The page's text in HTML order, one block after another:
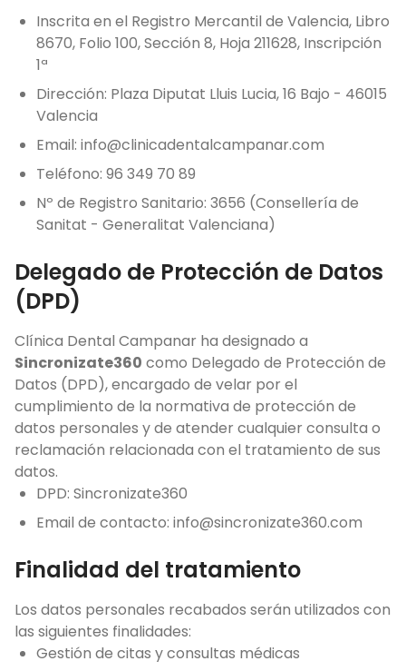
Inscrita en el Registro Mercantil de Valencia, Libro
8670, Folio 100, Sección 8, Hoja 211628, Inscripción
1ª
Dirección: Plaza Diputat Lluis Lucia, 16 Bajo - 46015
Valencia
Email: info@clinicadentalcampanar.com
Teléfono: 96 349 70 89
Nº de Registro Sanitario: 3656 (Consellería de
Sanitat - Generalitat Valenciana)
Delegado de Protección de Datos
(DPD)
Clínica Dental Campanar ha designado a
Sincronizate360 como Delegado de Protección de
Datos (DPD), encargado de velar por el
cumplimiento de la normativa de protección de
datos personales y de atender cualquier consulta o
reclamación relacionada con el tratamiento de sus
datos.
DPD: Sincronizate360
Email de contacto: info@sincronizate360.com
Finalidad del tratamiento
Los datos personales recabados serán utilizados con
las siguientes finalidades:
Gestión de citas y consultas médicas